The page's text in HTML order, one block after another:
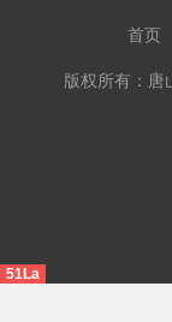
首页
版权所有：
51La